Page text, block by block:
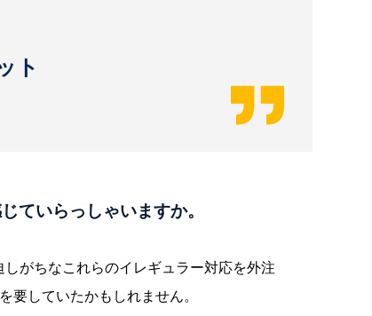
ト
ていらっしゃいますか。
がちなこれらのイレギュラー対応を外注
要していたかもしれません。